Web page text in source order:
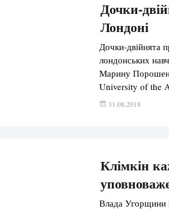
Дочки-
Лондоні
Дочки-двійнята
лондонських
Марину
University of the
“Анімація” та
31.08.2018
Клімкін
Влада Угорщини